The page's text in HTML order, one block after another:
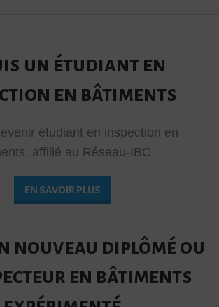
un étudiant en
en bâtiments
étudiant en inspection en
affilié au Réseau-IBC.
EN SAVOIR PLUS
nouveau diplômé ou
en bâtiments